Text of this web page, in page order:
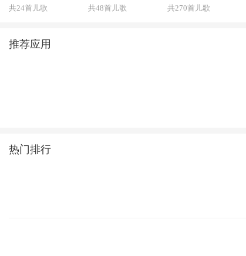
共24首儿歌
共48首儿歌
共270首儿歌
推荐应用
热门排行